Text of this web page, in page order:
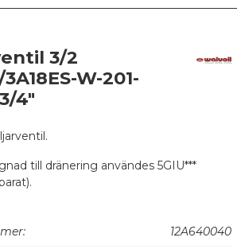
3/2
W-201-
4"
till dränering användes 5GIU***
12A640040